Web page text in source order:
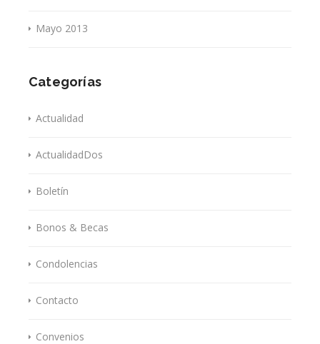
Mayo 2013
Categorías
Actualidad
ActualidadDos
Boletín
Bonos & Becas
Condolencias
Contacto
Convenios